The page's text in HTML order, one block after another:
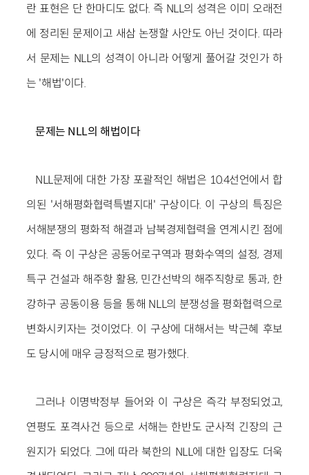
란 표현은 단 한마디도 없다. 즉 NLL의 성격은 이미 오래전
에 정리된 문제이고 새삼 논쟁할 사안도 아닌 것이다. 따라
서 문제는 NLL의 성격이 아니라 어떻게 풀어갈 것인가 하
는 '해법'이다.
문제는 NLL의 해법이다
NLL문제에 대한 가장 포괄적인 해법은 10.4선언에서 합
의된 '서해평화협력특별지대' 구상이다. 이 구상의 특징은
서해분쟁의 평화적 해결과 남북경제협력을 연계시킨 점에
있다. 즉 이 구상은 공동어로구역과 평화수역의 설정, 경제
특구 건설과 해주항 활용, 민간선박의 해주직항로 통과, 한
강하구 공동이용 등을 통해 NLL의 분쟁성을 평화협력으로
변화시키자는 것이었다. 이 구상에 대해서는 박근혜 후보
도 당시에 매우 긍정적으로 평가했다.
그러나 이명박정부 들어와 이 구상은 즉각 부정되었고,
연평도 포격사건 등으로 서해는 한반도 군사적 긴장의 근
원지가 되었다. 그에 따라 북한의 NLL에 대한 입장도 더욱